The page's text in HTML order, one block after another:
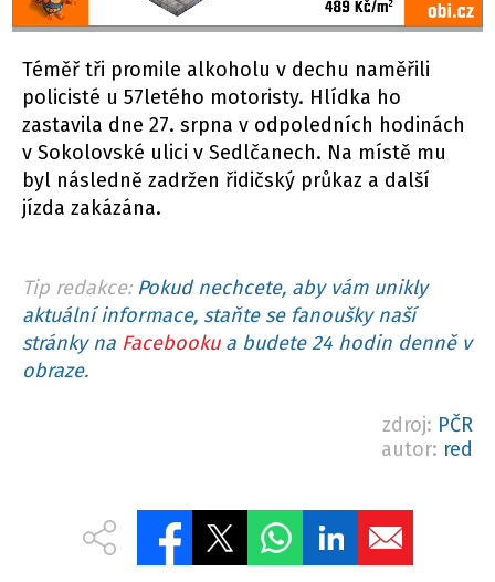
Téměř tři promile alkoholu v dechu naměřili
policisté u 57letého motoristy. Hlídka ho
zastavila dne 27. srpna v odpoledních hodinách
v Sokolovské ulici v Sedlčanech. Na místě mu
byl následně zadržen řidičský průkaz a další
jízda zakázána.
Tip redakce: Pokud nechcete, aby vám unikly
aktuální informace, staňte se fanoušky naší
stránky na Facebookua budete 24 hodin denně v
obraze.
zdroj: PČR
autor: red